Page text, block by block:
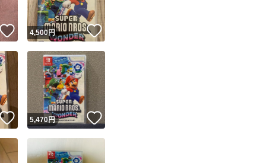
いいね！
4,500円
いいね！
5,470円